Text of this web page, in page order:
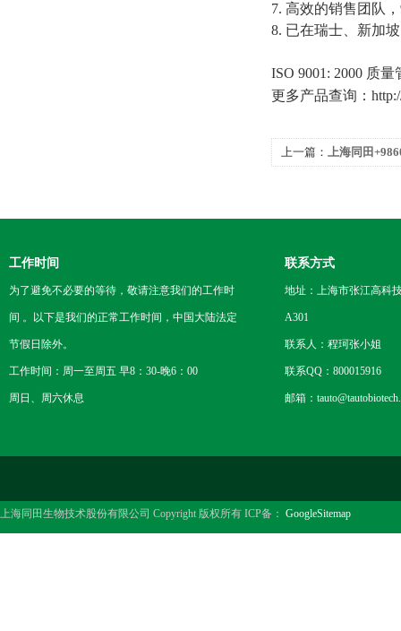
7. 高效的销售团队，
8. 已在瑞士、新加
ISO 9001: 2000 质量
更多产品查询：
上一篇： 上海同田
工作时间
为了避免不必要的等待，敬请注意我们的工作时
间 。以下是我们的正常工作时间，中国大陆法定
节假日除外。
工作时间：周一至周五 早8：30-晚6：00
周日、周六休息
联系方式
地址：上海市张江高科
A301
联系人：程珂张小姐
联系QQ：800015916
邮箱：
上海同田生物技术股份有限公司 Copyright 版权所有 ICP备： GoogleSitemap